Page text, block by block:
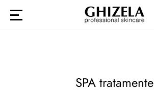
SPA tratamente